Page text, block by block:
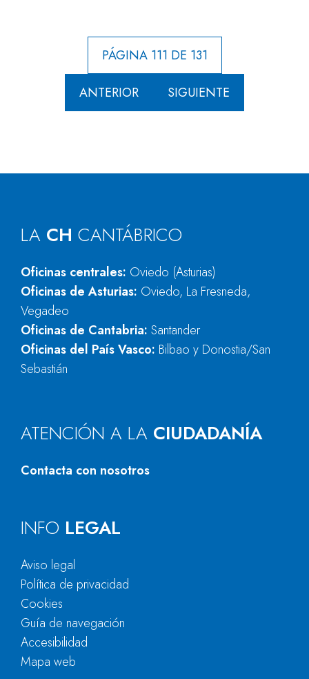
PÁGINA 111 DE 131
ANTERIOR SIGUIENTE
LA CH CANTÁBRICO
Oficinas centrales: Oviedo (Asturias)
Oficinas de Asturias: Oviedo, La Fresneda,
Vegadeo
Oficinas de Cantabria: Santander
Oficinas del País Vasco: Bilbao y Donostia/San
Sebastián
ATENCIÓN A LA CIUDADANÍA
Contacta con nosotros
INFO LEGAL
Aviso legal
Política de privacidad
Cookies
Guía de navegación
Accesibilidad
Mapa web